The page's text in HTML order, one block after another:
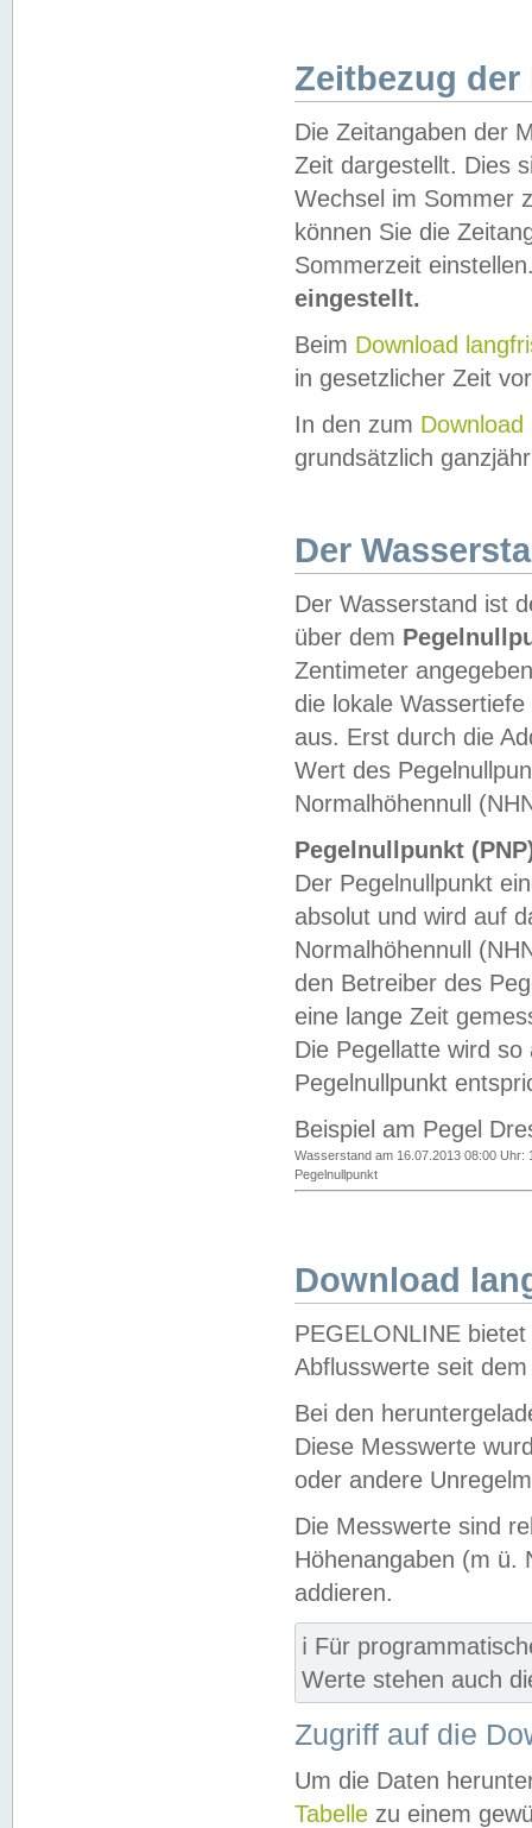
Zeitbezug der
Die Zeitangaben der
Zeit dargestellt. Dies
Wechsel im Sommer
können Sie die
Sommerzeit
eingestellt.
Beim Download
in gesetzlicher Zeit
In den zum Download
grundsätzlich
Der
Der Wasserstand ist
über dem
Zentimeter
die lokale
aus. Erst durch die
Wert des
Normalhöhennull
Pegelnullpunkt
Der Pegelnullpunkt
absolut und wird auf
Normalhöhennull
den Betreiber des
eine lange Zeit
Die Pegellatte wird
Pegelnullpunkt
Beispiel am Pegel
Wasserstand am 16.07.2013 08:00 Uhr:
Pegelnullpunkt
Download
PEGELONLINE
Abflusswerte seit
Bei den
Diese Messwerte
oder andere
Die Messwerte sind
Höhenangaben (m ü.
addieren.
ℹ️ Für
Werte stehen auch
Zugriff auf die
Um die Daten
Tabelle zu einem